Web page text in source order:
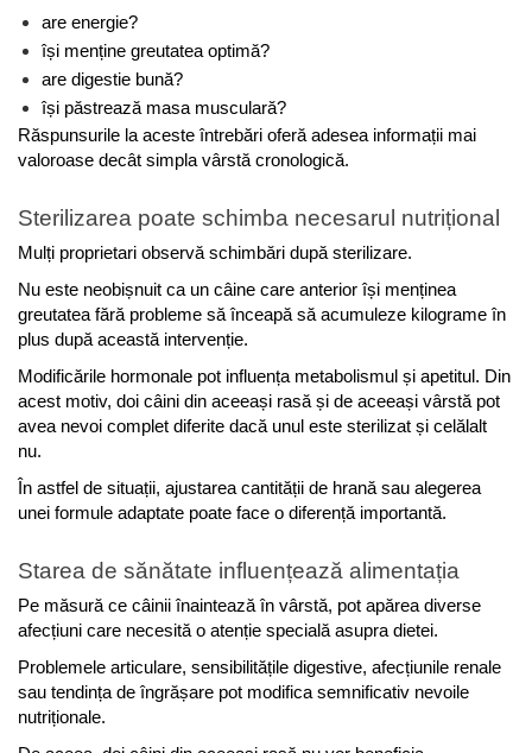
are energie?
își menține greutatea optimă?
are digestie bună?
își păstrează masa musculară?
Răspunsurile la aceste întrebări oferă adesea informații mai
valoroase decât simpla vârstă cronologică.
Sterilizarea poate schimba necesarul nutrițional
Mulți proprietari observă schimbări după sterilizare.
Nu este neobișnuit ca un câine care anterior își menținea
greutatea fără probleme să înceapă să acumuleze kilograme în
plus după această intervenție.
Modificările hormonale pot influența metabolismul și apetitul. Din
acest motiv, doi câini din aceeași rasă și de aceeași vârstă pot
avea nevoi complet diferite dacă unul este sterilizat și celălalt
nu.
În astfel de situații, ajustarea cantității de hrană sau alegerea
unei formule adaptate poate face o diferență importantă.
Starea de sănătate influențează alimentația
Pe măsură ce câinii înaintează în vârstă, pot apărea diverse
afecțiuni care necesită o atenție specială asupra dietei.
Problemele articulare, sensibilitățile digestive, afecțiunile renale
sau tendința de îngrășare pot modifica semnificativ nevoile
nutriționale.